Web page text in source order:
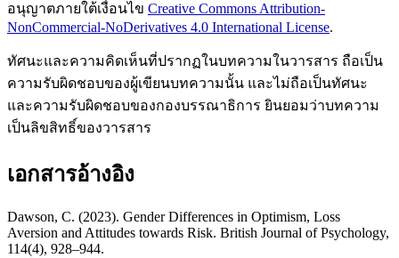
อนุญาตภายใต้เงื่อนไข Creative Commons Attribution-
NonCommercial-NoDerivatives 4.0 International License.
ทัศนะและความคิดเห็นที่ปรากฏในบทความในวารสาร ถือเป็น
ความรับผิดชอบของผู้เขียนบทความนั้น และไม่ถือเป็นทัศนะ
และความรับผิดชอบของกองบรรณาธิการ ยินยอมว่าบทความ
เป็นลิขสิทธิ์ของวารสาร
เอกสารอ้างอิง
Dawson, C. (2023). Gender Differences in Optimism, Loss
Aversion and Attitudes towards Risk. British Journal of Psychology,
114(4), 928–944.